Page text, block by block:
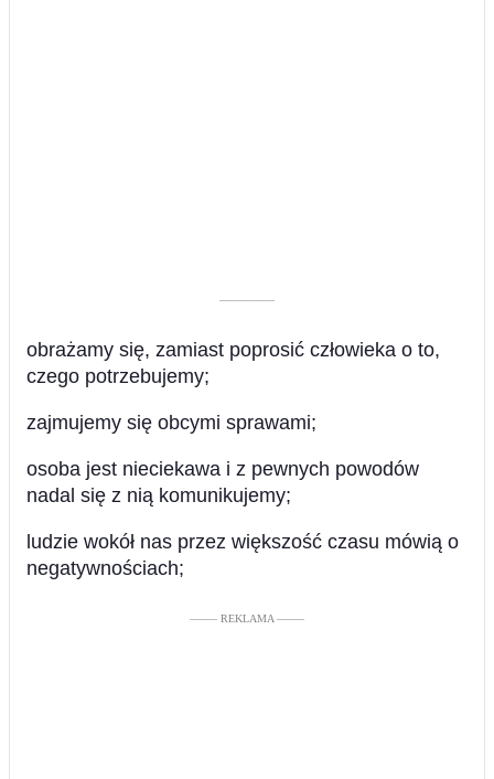
––––––––––
obrażamy się, zamiast poprosić człowieka o to,
czego potrzebujemy;
zajmujemy się obcymi sprawami;
osoba jest nieciekawa i z pewnych powodów
nadal się z nią komunikujemy;
ludzie wokół nas przez większość czasu mówią o
negatywnościach;
––––– REKLAMA –––––